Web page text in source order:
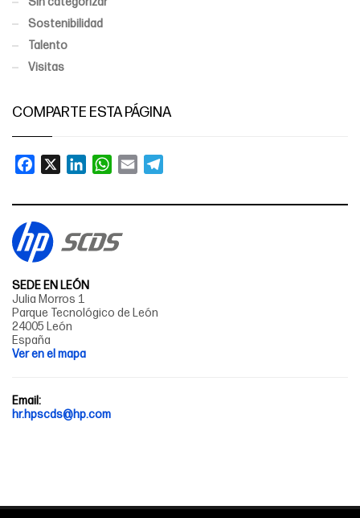
Sostenibilidad
Talento
Visitas
COMPARTE ESTA PÁGINA
Facebook LinkedInWhatsApp
Email
SEDE EN LEÓN
Julia Morros 1
Parque Tecnológico de León
24005 León
España
Ver en el mapa
Email:
hr.hpscds@hp.com